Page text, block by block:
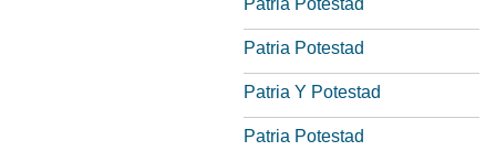
Patria Potestad
Patria Potestad
Patria Y Potestad
Patria Potestad